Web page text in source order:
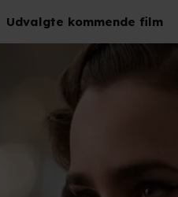
Udvalgte kommende film